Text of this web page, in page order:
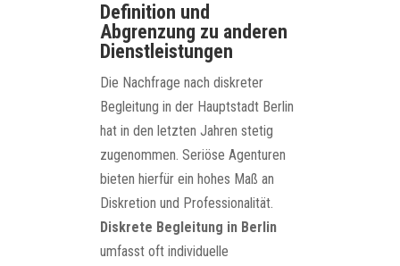
Definition und
Abgrenzung zu anderen
Dienstleistungen
Die Nachfrage nach diskreter
Begleitung in der Hauptstadt Berlin
hat in den letzten Jahren stetig
zugenommen. Seriöse Agenturen
bieten hierfür ein hohes Maß an
Diskretion und Professionalität.
Diskrete Begleitung in Berlin
umfasst oft individuelle